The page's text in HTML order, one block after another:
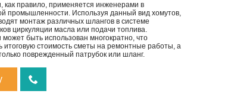
как правило, применяется инженерами в
промышленности. Используя данный вид хомутов,
монтаж различных шлангов в системе
циркуляции масла или подачи топлива.
быть использован многократно, что
итоговую стоимость сметы на ремонтные работы, а
поврежденный патрубок или шланг.